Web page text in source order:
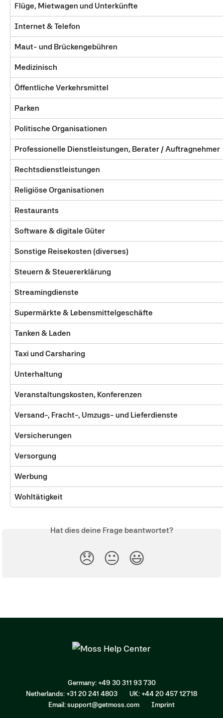
Flüge, Mietwagen und Unterkünfte
Internet & Telefon
Maut- und Brückengebühren
Medizinisch
Öffentliche Verkehrsmittel
Parken
Politische Organisationen
Professionelle Dienstleistungen, Berater / Auftragnehmer
Rechtsdienstleistungen
Religiöse Organisationen
Restaurants
Software & digitale Güter
Sonstige Reisekosten (diverses)
Steuern & Steuererklärung
Streamingdienste
Supermärkte & Lebensmittelgeschäfte
Tanken & Laden
Taxi und Carsharing
Unterhaltung
Veranstaltungskosten, Konferenzen
Versand-, Fracht-, Umzugs- und Lieferdienste
Versicherungen
Versorgung
Werbung
Wohltätigkeit
Hat dies deine Frage beantwortet?
😞 😐 😃
Germany: +49 30 311 93 730
Netherlands: +31 20 241 4803
UK: +44 20 457 12718
Email: support@getmoss.com
Imprint